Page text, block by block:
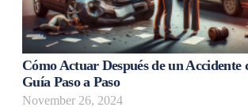
Cómo Actuar Después de un Accidente
Guía Paso a Paso
November 26, 2024